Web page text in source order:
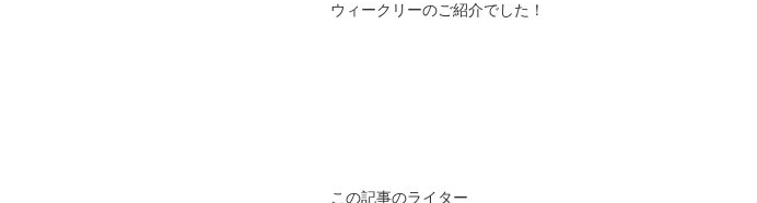
ウィークリーのご紹介でした！
この記事のライター